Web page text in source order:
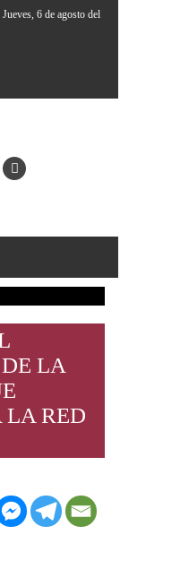
Jueves, 6 de agosto del
LA
LA RED